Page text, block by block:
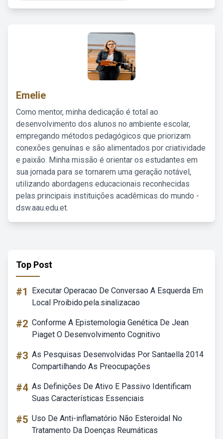
Emelie
Como mentor, minha dedicação é total ao
desenvolvimento dos alunos no ambiente escolar,
empregando métodos pedagógicos que priorizam
conexões genuínas e são alimentados por criatividade
e paixão. Minha missão é orientar os estudantes em
sua jornada para se tornarem uma geração notável,
utilizando abordagens educacionais reconhecidas
pelas principais instituições acadêmicas do mundo -
dsw.aau.edu.et.
Top Post
#1
Executar Operacao De Conversao A Esquerda Em
Local Proibido.pela.sinalizacao
#2 Conforme A Epistemologia Genética De Jean
Piaget O Desenvolvimento Cognitivo
#3 As Pesquisas Desenvolvidas Por Santaella 2014
Compartilhando As Preocupações
#4 As Definições De Ativo E Passivo Identificam
Suas Características Essenciais
#5 Uso De Anti-inflamatório Não Esteroidal No
Tratamento Da Doenças Reumáticas